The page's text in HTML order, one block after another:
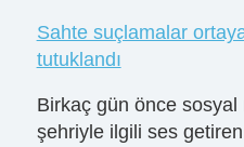
Sahte suçlamalar
tutuklandı
Birkaç gün önce
şehriyle ilgili ses getiren